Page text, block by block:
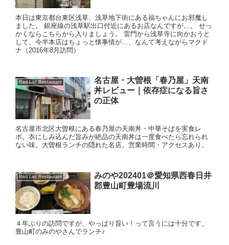
本日は東京都台東区浅草、浅草地下街にある福ちゃんにお邪魔し
ました。 銀座線の浅草駅出口付近にあるお店なんですが…。 せっ
かくならこちらから入りましょう。 雷門から浅草寺に向かおうと
して、今半本店はちょっと懐事情が…、なんて考えながらマクド
ナ（2016年8月訪問）
Red List Restaurant
名古屋・大曽根「春乃屋」天南
丼レビュー｜依存症になる旨さ
の正体
名古屋市北区大曽根にある春乃屋の天南丼・中華そばを実食レ
ポ。衣にしみ込んだ旨みが絶品の天南丼は一度食べたら忘れられ
ない味。大曽根ランチの隠れた名店。営業時間・アクセスあり。
Red List Restaurant
みのや202401＠愛知県西春日井
郡豊山町豊場流川
４年ぶりの訪問ですが、やっぱり旨い！って言うには十分です。
豊山町のみのやさんでランチ♪